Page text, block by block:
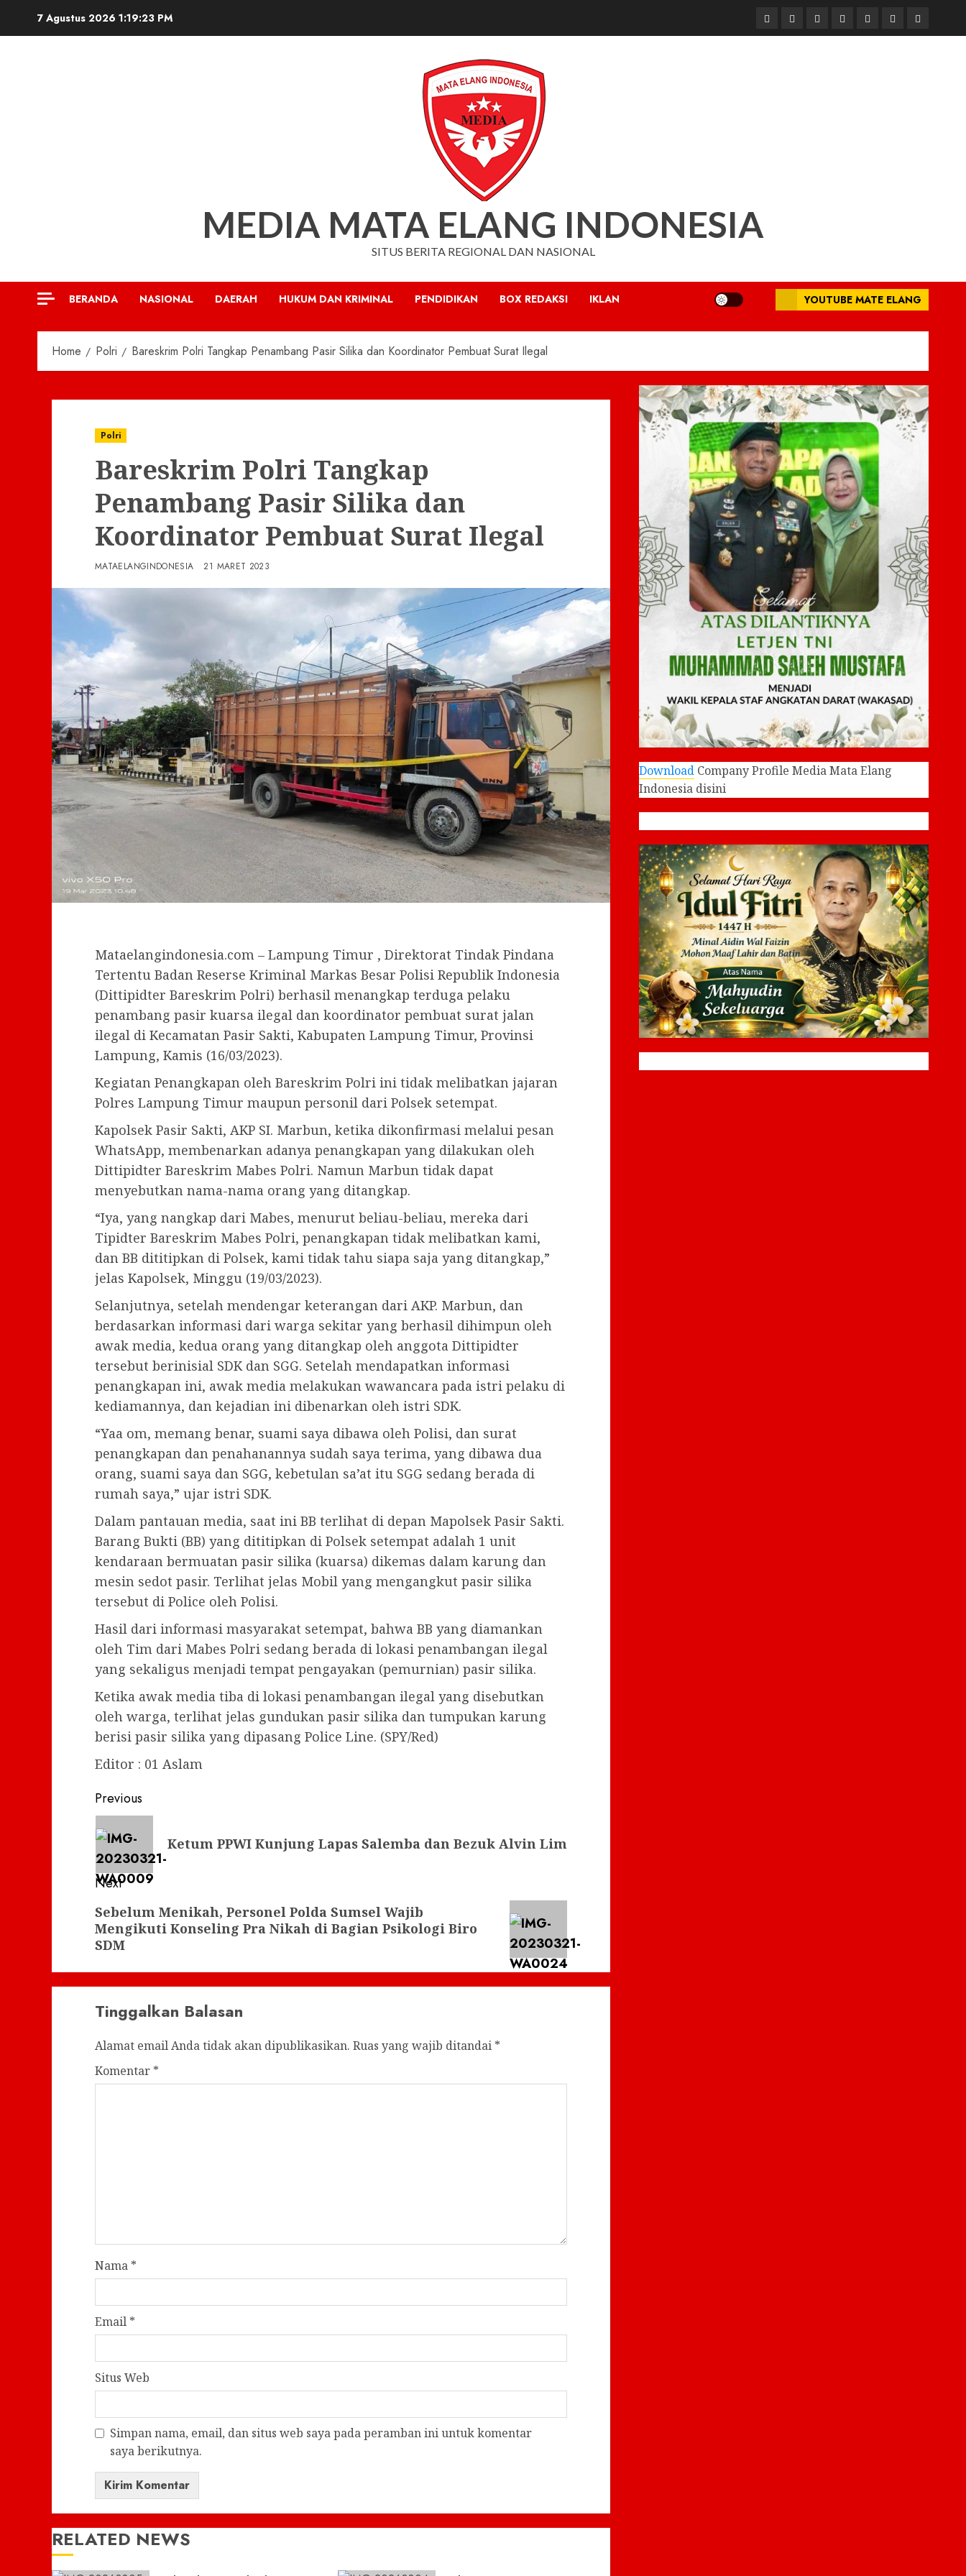
7 Agustus 2026 1:19:24 PM BerandaNasionalDaerahHukum
dan
Pendidikan
Box
Redaksi
Iklan
MEDIA MATA ELANG INDONESIA
SITUS BERITA REGIONAL DAN NASIONAL
BERANDA NASIONAL DAERAH HUKUM DAN KRIMINAL PENDIDIKAN BOX REDAKSI IKLAN YOUTUBE MATE ELANG
Home Polri Bareskrim Polri Tangkap Penambang Pasir Silika dan Koordinator Pembuat Surat Ilegal
Polri
Bareskrim Polri Tangkap
Penambang Pasir Silika dan
Koordinator Pembuat Surat Ilegal
MATAELANGINDONESIA 21 MARET 2023
Mataelangindonesia.com – Lampung Timur , Direktorat Tindak Pindana
Tertentu Badan Reserse Kriminal Markas Besar Polisi Republik Indonesia
(Dittipidter Bareskrim Polri) berhasil menangkap terduga pelaku
penambang pasir kuarsa ilegal dan koordinator pembuat surat jalan
ilegal di Kecamatan Pasir Sakti, Kabupaten Lampung Timur, Provinsi
Lampung, Kamis (16/03/2023).
Kegiatan Penangkapan oleh Bareskrim Polri ini tidak melibatkan jajaran
Polres Lampung Timur maupun personil dari Polsek setempat.
Kapolsek Pasir Sakti, AKP SI. Marbun, ketika dikonfirmasi melalui pesan
WhatsApp, membenarkan adanya penangkapan yang dilakukan oleh
Dittipidter Bareskrim Mabes Polri. Namun Marbun tidak dapat
menyebutkan nama-nama orang yang ditangkap.
“Iya, yang nangkap dari Mabes, menurut beliau-beliau, mereka dari
Tipidter Bareskrim Mabes Polri, penangkapan tidak melibatkan kami,
dan BB dititipkan di Polsek, kami tidak tahu siapa saja yang ditangkap,”
jelas Kapolsek, Minggu (19/03/2023).
Selanjutnya, setelah mendengar keterangan dari AKP. Marbun, dan
berdasarkan informasi dari warga sekitar yang berhasil dihimpun oleh
awak media, kedua orang yang ditangkap oleh anggota Dittipidter
tersebut berinisial SDK dan SGG. Setelah mendapatkan informasi
penangkapan ini, awak media melakukan wawancara pada istri pelaku di
kediamannya, dan kejadian ini dibenarkan oleh istri SDK.
“Yaa om, memang benar, suami saya dibawa oleh Polisi, dan surat
penangkapan dan penahanannya sudah saya terima, yang dibawa dua
orang, suami saya dan SGG, kebetulan sa’at itu SGG sedang berada di
rumah saya,” ujar istri SDK.
Dalam pantauan media, saat ini BB terlihat di depan Mapolsek Pasir Sakti.
Barang Bukti (BB) yang dititipkan di Polsek setempat adalah 1 unit
kendaraan bermuatan pasir silika (kuarsa) dikemas dalam karung dan
mesin sedot pasir. Terlihat jelas Mobil yang mengangkut pasir silika
tersebut di Police oleh Polisi.
Hasil dari informasi masyarakat setempat, bahwa BB yang diamankan
oleh Tim dari Mabes Polri sedang berada di lokasi penambangan ilegal
yang sekaligus menjadi tempat pengayakan (pemurnian) pasir silika.
Ketika awak media tiba di lokasi penambangan ilegal yang disebutkan
oleh warga, terlihat jelas gundukan pasir silika dan tumpukan karung
berisi pasir silika yang dipasang Police Line. (SPY/Red)
Editor : 01 Aslam
Post
navigation
Previous
Previous
post:
Ketum PPWI Kunjung Lapas Salemba dan Bezuk Alvin Lim
Next
Next
post:
Sebelum Menikah, Personel Polda Sumsel Wajib
Mengikuti Konseling Pra Nikah di Bagian Psikologi Biro
SDM
Tinggalkan Balasan
Alamat email Anda tidak akan dipublikasikan. Ruas yang wajib ditandai *
Komentar *
Nama *
Email *
Situs Web
Simpan nama, email, dan situs web saya pada peramban ini untuk komentar
saya berikutnya.
RELATED NEWS
DownloadCompany Profile Media Mata Elang
Indonesia disini